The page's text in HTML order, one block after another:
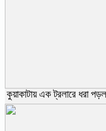
কুয়াকাটায় এক ট্রলারে ধরা